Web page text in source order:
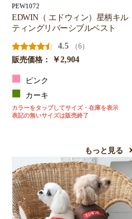
PEW1072
EDWIN（ エドウィン）星柄キル
ティングリバーシブルベスト
4.5
（6）
販売価格：
￥2,904
ピンク
カーキ
カラーをタップしてサイズ・在庫を表示
表記の無いサイズは販売終了
もっと見る